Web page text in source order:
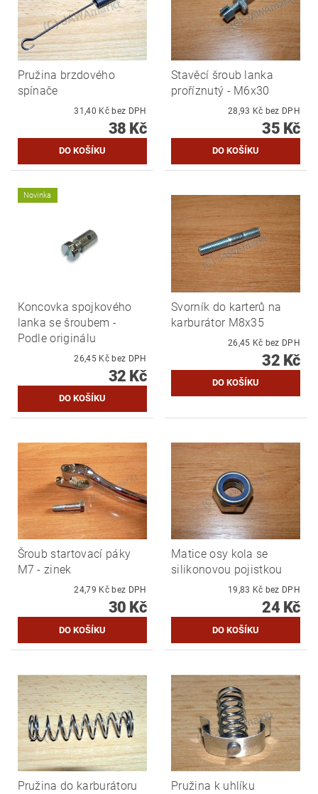
Pružina brzdového
spínače
31,40 Kč bez DPH
38 Kč
Stavěcí šroub lanka
proříznutý - M6x30
28,93 Kč bez DPH
35 Kč
Novinka
Koncovka spojkového
lanka se šroubem -
Podle originálu
26,45 Kč bez DPH
32 Kč
Svorník do karterů na
karburátor M8x35
26,45 Kč bez DPH
32 Kč
Šroub startovací páky
M7 - zinek
24,79 Kč bez DPH
30 Kč
Matice osy kola se
silikonovou pojistkou
19,83 Kč bez DPH
24 Kč
Pružina do karburátoru Pružina k uhlíku